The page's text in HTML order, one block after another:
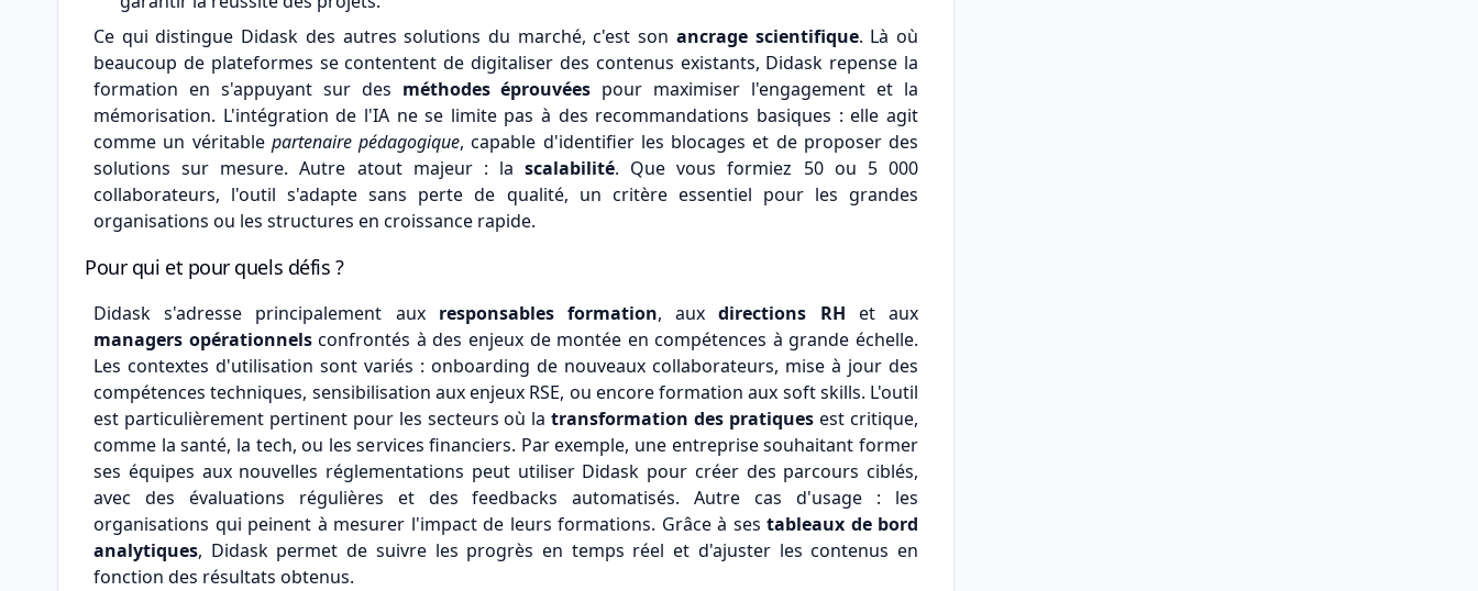
Ce qui distingue Didask des autres solutions du marché, c'est son ancrage scientifique. Là où
beaucoup de plateformes se contentent de digitaliser des contenus existants, Didask repense la
formation en s'appuyant sur des méthodes éprouvées pour maximiser l'engagement et la
mémorisation. L'intégration de l'IA ne se limite pas à des recommandations basiques : elle agit
comme un véritable partenaire pédagogique, capable d'identifier les blocages et de proposer des
solutions sur mesure. Autre atout majeur : lascalabilité. Que vous formiez 50 ou 5 000
collaborateurs, l'outil s'adapte sans perte de qualité, un critère essentiel pour les grandes
organisations ou les structures en croissance rapide.
Pour qui et pour quels défis ?
Didask s'adresse principalement aux responsables formation, auxdirections RH et aux
managers opérationnelsconfrontés à des enjeux de montée en compétences à grande échelle.
Les contextes d'utilisation sont variés : onboarding de nouveaux collaborateurs, mise à jour des
compétences techniques, sensibilisation aux enjeux RSE, ou encore formation aux soft skills. L'outil
est particulièrement pertinent pour les secteurs où latransformation des pratiques est critique,
comme la santé, la tech, ou les services financiers. Par exemple, une entreprise souhaitant former
ses équipes aux nouvelles réglementations peut utiliser Didask pour créer des parcours ciblés,
avec des évaluations régulières et des feedbacks automatisés. Autre cas d'usage : les
organisations qui peinent à mesurer l'impact de leurs formations. Grâce à ses tableaux de bord
analytiques, Didask permet de suivre les progrès en temps réel et d'ajuster les contenus en
fonction des résultats obtenus.